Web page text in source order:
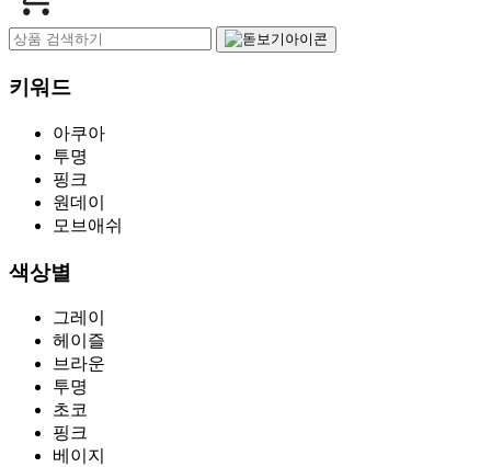
키워드
아쿠아
투명
핑크
원데이
모브애쉬
색상별
그레이
헤이즐
브라운
투명
초코
핑크
베이지